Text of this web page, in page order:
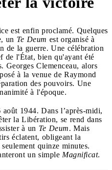
est enfin proclamé. Quelques
un Te Deum est organisé à
de la guerre. Une célébration
de l'État, bien qu'ayant été
Georges Clemenceau, alors
à la venue de Raymond
des pouvoirs. Une
à l'époque.
1944. Dans l’après-midi,
la Libération, se rend dans
à un Te Deum. Mais
éclatent, obligeant la
quinze minutes.
un simple Magnificat.